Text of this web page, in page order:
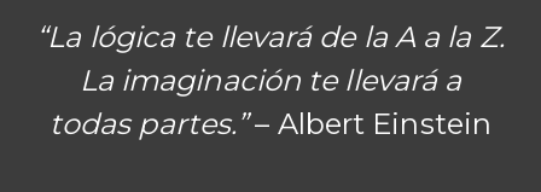
“La lógica te llevará de la A a la Z.
La imaginación te llevará a
todas partes.”– Albert Einstein